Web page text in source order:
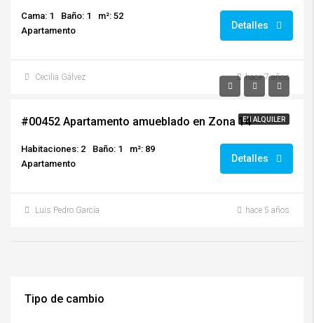
Cama: 1 Baño: 1
m²: 52
Apartamento
Detalles
Cecilia Gálvez hace 7 años
EN ALQUILER
$850.00/IVA+Mantenimiento Incluido
#00452 Apartamento amueblado en Zona 14
Habitaciones: 2 Baño: 1
m²: 89
Apartamento
Detalles
Luis Pedro García hace 5 años
Tipo de cambio